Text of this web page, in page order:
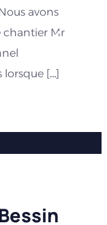
avons
chantier Mr
lorsque […]